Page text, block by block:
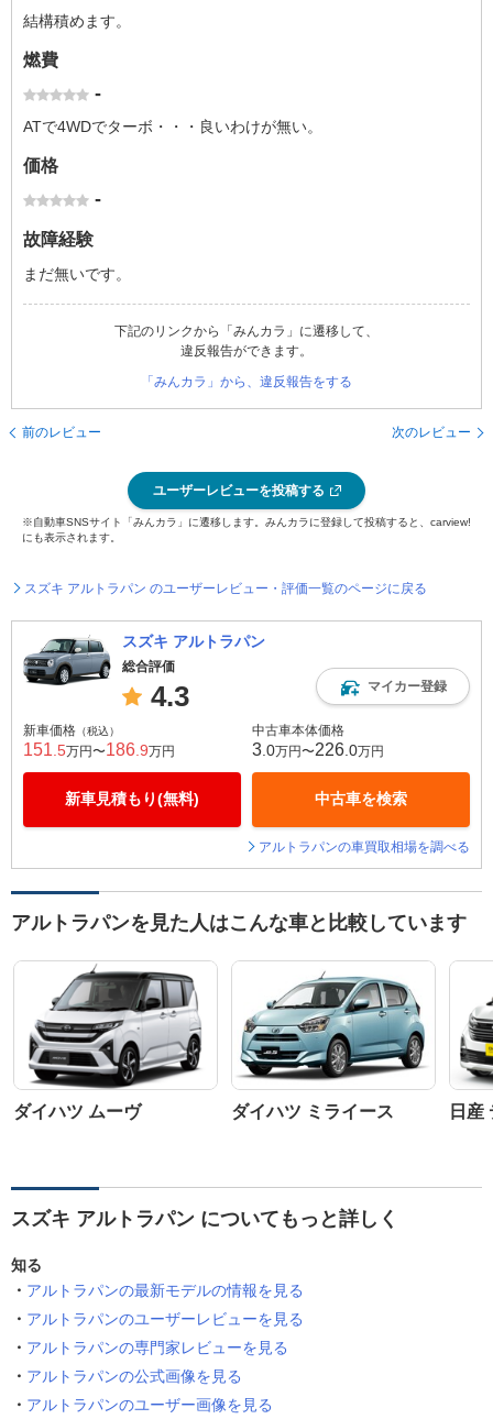
結構積めます。
燃費
-
ATで4WDでターボ・・・良いわけが無い。
価格
-
故障経験
まだ無いです。
下記のリンクから「みんカラ」に遷移して、
違反報告ができます。
「みんカラ」から、違反報告をする
前のレビュー 次のレビュー
ユーザーレビューを投稿する
※自動車SNSサイト「みんカラ」に遷移します。みんカラに登録して投稿すると、carview!
にも表示されます。
スズキ アルトラパン のユーザーレビュー・評価一覧のページに戻る
スズキ アルトラパン
総合評価
4.3 マイカー登録
新車価格 （税込）
151 .5万円〜186 .9万円
新車見積もり(無料)
中古車本体価格
3 .0万円〜226 .0万円
中古車を検索
アルトラパンの車買取相場を調べる
アルトラパンを見た人はこんな車と比較しています
ダイハツ ムーヴ ダイハツ ミライース 日産
スズキ アルトラパン についてもっと詳しく
知る
アルトラパンの最新モデルの情報を見る
アルトラパンのユーザーレビューを見る
アルトラパンの専門家レビューを見る
アルトラパンの公式画像を見る
アルトラパンのユーザー画像を見る